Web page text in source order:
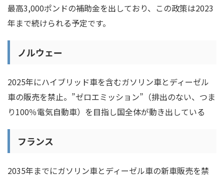
最高3,000ポンドの補助金を出しており、この政策は2023
年まで続けられる予定です。
ノルウェー
2025年にハイブリッド車を含むガソリン車とディーゼル
車の販売を禁止。”ゼロエミッション”（排出のない、つま
り100％電気自動車）を目指し国全体が動き出している
フランス
2035年までにガソリン車とディーゼル車の新車販売を禁